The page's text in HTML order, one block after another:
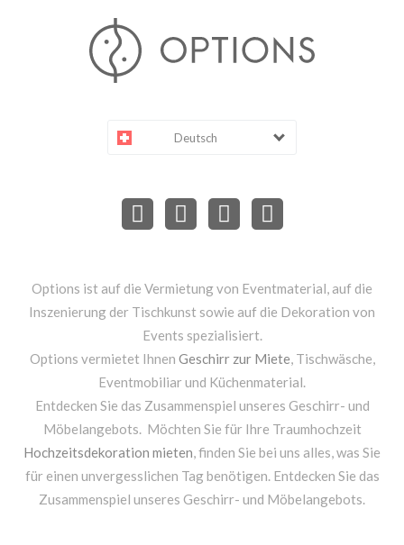
Deutsch
Options ist auf die Vermietung von Eventmaterial, auf die
Inszenierung der Tischkunst sowie auf die Dekoration von
Events spezialisiert.
Options vermietet Ihnen Geschirr zur Miete, Tischwäsche,
Eventmobiliar und Küchenmaterial.
Entdecken Sie das Zusammenspiel unseres Geschirr- und
Möbelangebots. Möchten Sie für Ihre Traumhochzeit
Hochzeitsdekoration mieten, finden Sie bei uns alles, was Sie
für einen unvergesslichen Tag benötigen. Entdecken Sie das
Zusammenspiel unseres Geschirr- und Möbelangebots.